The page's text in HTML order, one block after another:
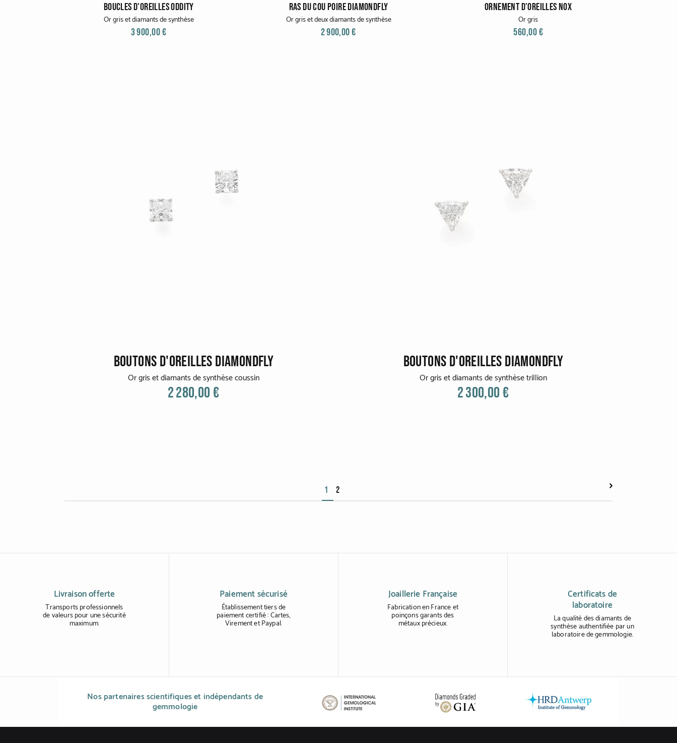
BOUCLES D'OREILLES ODDITY
Or gris et diamants de synthèse
3 900,00 €
RAS DU COU POIRE DIAMONDFLY
Or gris et deux diamants de synthèse
2 900,00 €
ORNEMENT D'OREILLES NOX
Or gris
560,00 €
BOUTONS D'OREILLES DIAMONDFLY
Or gris et diamants de synthèse coussin
2 280,00 €
BOUTONS D'OREILLES DIAMONDFLY
Or gris et diamants de synthèse trillion
2 300,00 €
1 2
Livraison offerte
Transports professionnels
de valeurs pour une sécurité
maximum.
Paiement sécurisé
Établissement tiers de
paiement certifié : Cartes,
Virement et Paypal.
Joaillerie Française
Fabrication en France et
poinçons garants des
métaux précieux.
Certificats de
laboratoire
La qualité des diamants de
synthèse authentifiée par un
laboratoire de gemmologie.
Nos partenaires scientifiques et indépendants de
gemmologie